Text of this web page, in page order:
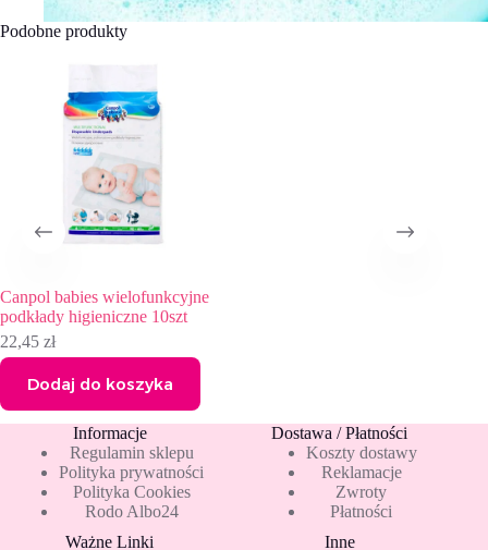
Podobne produkty
Canpol babies wielofunkcyjne
podkłady higieniczne 10szt
22,45 zł
Dodaj do koszyka
Informacje
Regulamin sklepu
Polityka prywatności
Polityka Cookies
Rodo Albo24
Dostawa / Płatności
Koszty dostawy
Reklamacje
Zwroty
Płatności
Ważne Linki
Inne